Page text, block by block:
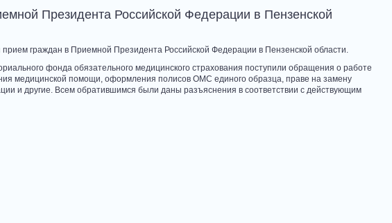
Президента Российской Федерации в Пензенской
прием граждан в Приемной Президента Российской Федерации в Пензенской области.
фонда обязательного медицинского страхования поступили обращения о работе
медицинской помощи, оформления полисов ОМС единого образца, праве на замену
и другие. Всем обратившимся были даны разъяснения в соответствии с действующим